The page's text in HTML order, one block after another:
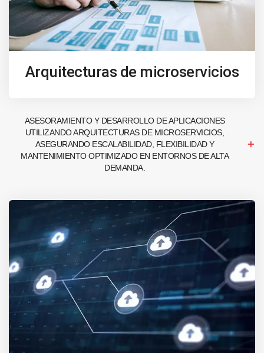
Arquitecturas de microservicios
ASESORAMIENTO Y DESARROLLO DE APLICACIONES
UTILIZANDO ARQUITECTURAS DE MICROSERVICIOS,
ASEGURANDO ESCALABILIDAD, FLEXIBILIDAD Y
MANTENIMIENTO OPTIMIZADO EN ENTORNOS DE ALTA
DEMANDA.